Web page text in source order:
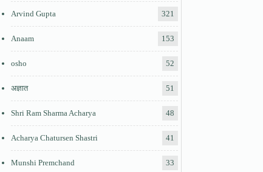
Arvind Gupta 321
Anaam 153
osho 52
अज्ञात 51
Shri Ram Sharma Acharya 48
Acharya Chatursen Shastri 41
Munshi Premchand 33